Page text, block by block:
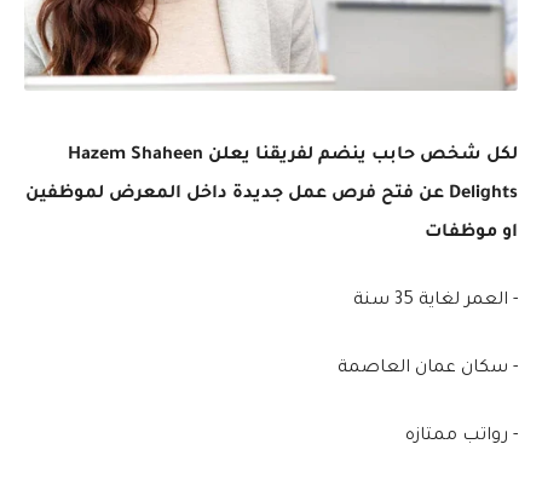
لكل شخص حابب ينضم لفريقنا يعلن Hazem Shaheen
Delights عن فتح فرص عمل جديدة داخل المعرض لموظفين
او موظفات
- العمر لغاية 35 سنة
- سكان عمان العاصمة
- رواتب ممتازه